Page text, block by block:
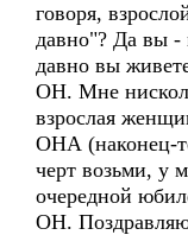
говоря,
давно"? Да вы
давно вы
ОН. Мне
взрослая
ОНА (наконец-
черт возьми, у
очередной
ОН.